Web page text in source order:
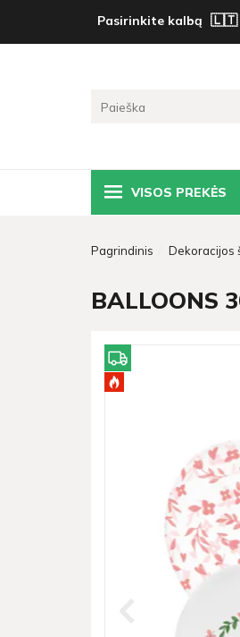
Pasirinkite kalbą
VISOS PREKĖS
Pagrindinis Dekoracijos
BALLOONS